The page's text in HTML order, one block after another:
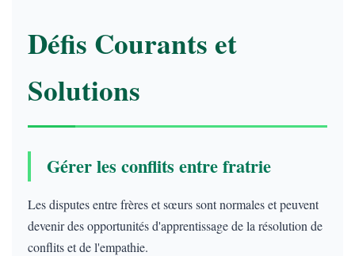
Défis Courants et
Solutions
Gérer les conflits entre fratrie
Les disputes entre frères et sœurs sont normales et peuvent
devenir des opportunités d'apprentissage de la résolution de
conflits et de l'empathie.